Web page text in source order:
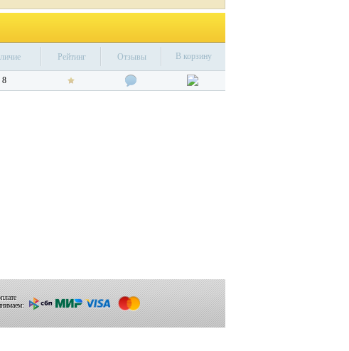
Рейтинг Отзывы В корзину
8